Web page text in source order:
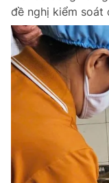
đề nghị kiểm soát